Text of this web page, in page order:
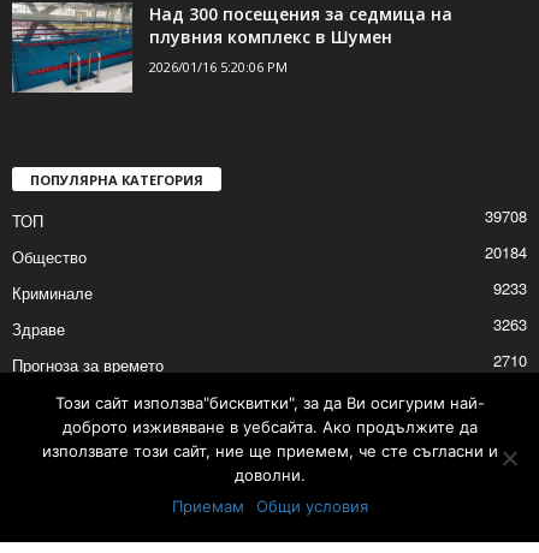
Над 300 посещения за седмица на
плувния комплекс в Шумен
2026/01/16 5:20:06 PM
ПОПУЛЯРНА КАТЕГОРИЯ
ТОП
39708
Общество
20184
Криминале
9233
Здраве
3263
Прогноза за времето
2710
Политика
Култура
Този сайт използва"бисквитки", за да Ви осигурим най-
доброто изживяване в уебсайта. Ако продължите да
използвате този сайт, ние ще приемем, че сте съгласни и
доволни.
Приемам
Общи условия